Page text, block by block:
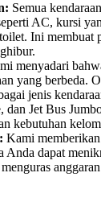
Semua
AC, kursi
Ini membuat
menyadari
yang berbeda.
jenis
dan Jet Bus
kebutuhan
Kami
Anda dapat